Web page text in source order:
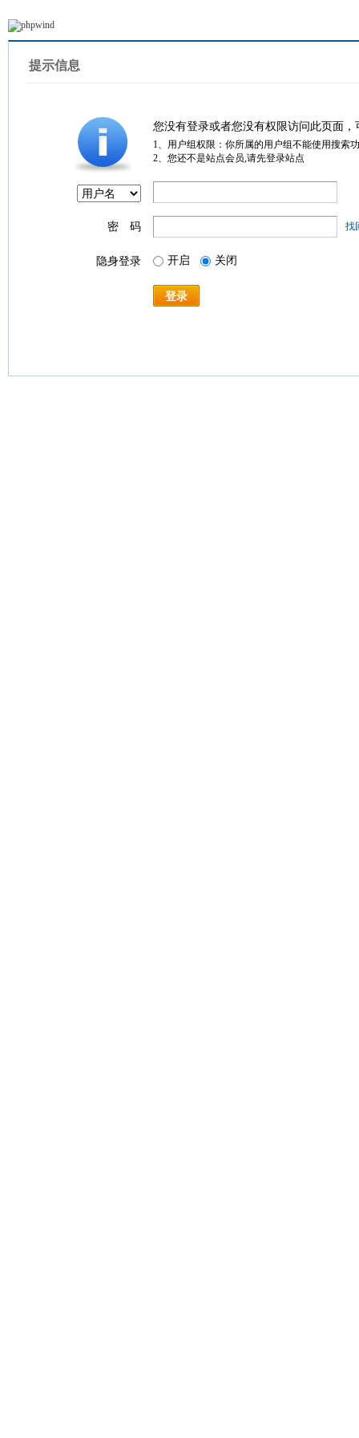
提示信息
您没有登录或者您没有权限访问此页面
1、用户组权限：你所属的用户组不能使用搜索
2、您还不是站点会员,请先登录站点
密 码 找
隐身登录 开启 关闭
登录